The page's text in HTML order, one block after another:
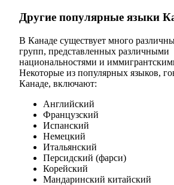
Другие популярные языки
В Канаде существует много
групп, представленных различными
национальностями и
Некоторые из популярных языков,
Канаде, включают:
Английский
Французский
Испанский
Немецкий
Итальянский
Персидский (фарси)
Корейский
Мандаринский китайский